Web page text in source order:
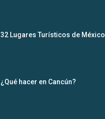
32 Lugares Turísticos de México
¿Qué hacer en Cancún?